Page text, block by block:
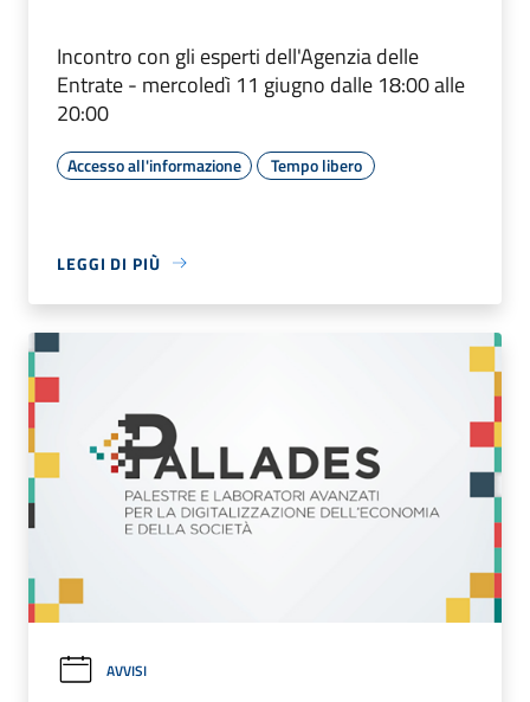
Incontro con gli esperti dell'Agenzia delle
Entrate - mercoledì 11 giugno dalle 18:00 alle
20:00
Accesso all'informazione Tempo libero
LEGGI DI PIÙ
AVVISI